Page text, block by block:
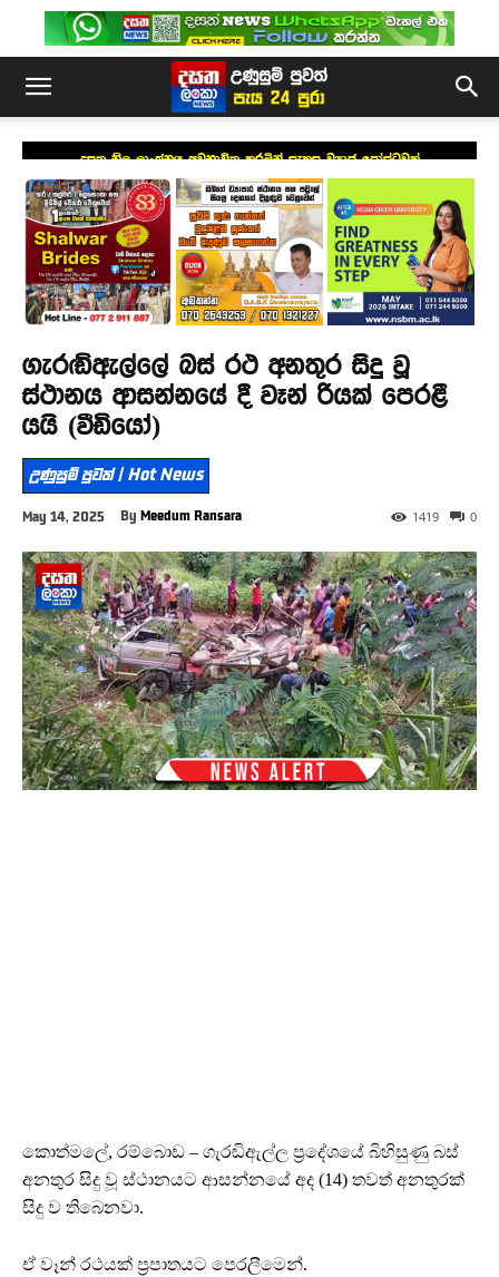
දසත නිල ලාංඡනය අවභාවිත කරමින් සැකසූ ව්‍යාජ පෝස්ටුවක්
ගැරඬිඇල්ලේ බස් රථ අනතුර සිදු වූ
ස්ථානය ආසන්නයේ දී වෑන් රියක් පෙරළී
යයි (වීඩියෝ)
උණුසුම් පුවත් | Hot News
May 14, 2025 By Meedum Ransara 0
1419
කොත්මලේ, රම්බොඩ – ගැරඬිඇල්ල ප්‍රදේශයේ බිහිසුණු බස්
අනතුර සිදු වූ ස්ථානයට ආසන්නයේ අද (14) තවත් අනතුරක්
සිදු ව තිබෙනවා.
ඒ වෑන් රථයක් ප්‍රපාතයට පෙරලීමෙන්.